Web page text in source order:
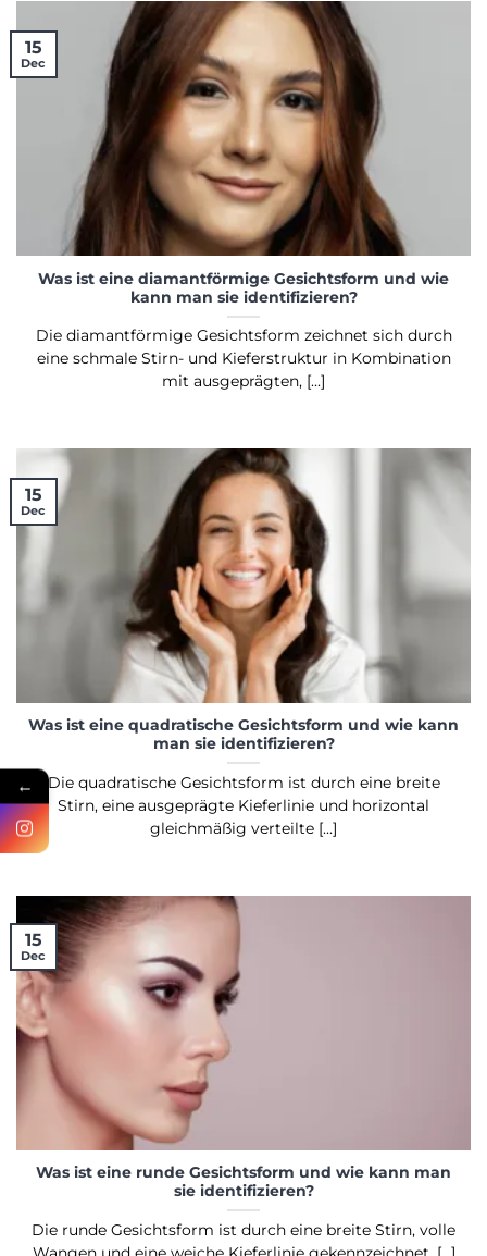
Was ist eine diamantförmige Gesichtsform und wie
kann man sie identifizieren?
Die diamantförmige Gesichtsform zeichnet sich durch
eine schmale Stirn- und Kieferstruktur in Kombination
mit ausgeprägten, [...]
15
Dec
Was ist eine quadratische Gesichtsform und wie kann
man sie identifizieren?
Die quadratische Gesichtsform ist durch eine breite
Stirn, eine ausgeprägte Kieferlinie und horizontal
gleichmäßig verteilte [...]
15
Dec
Was ist eine runde Gesichtsform und wie kann man
sie identifizieren?
Die runde Gesichtsform ist durch eine breite Stirn, volle
Wangen und eine weiche Kieferlinie gekennzeichnet. [...]
15
Dec
←